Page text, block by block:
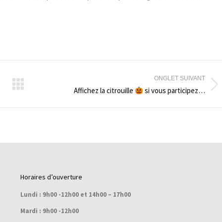
ONGLET SUIVANT
Affichez la citrouille si vous participez…
Horaires d’ouverture
Lundi : 9h00 -12h00 et 14h00 – 17h00
Mardi : 9h00 -12h00